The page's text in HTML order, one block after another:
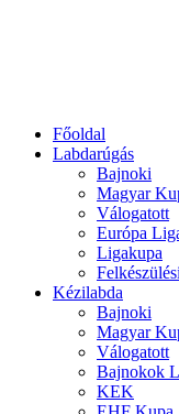
Főoldal
Labdarúgás
Bajnoki
Magyar
Válogatott
Európa
Ligakupa
Kézilabda
Bajnoki
Magyar
Válogatott
Bajnokok
KEK